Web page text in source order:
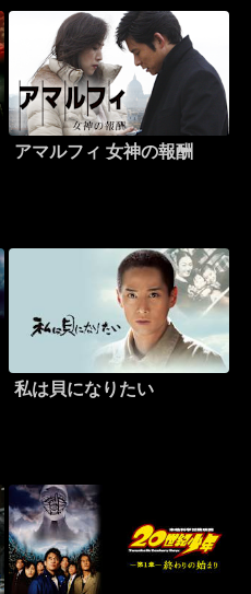
アマルフィ 女神の報酬
私は貝になりたい